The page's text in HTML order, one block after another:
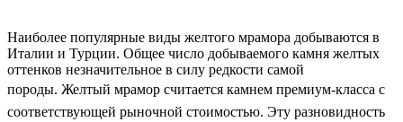
Наиболее популярные виды желтого мрамора добываются в
Италии и Турции. Общее число добываемого камня желтых
оттенков незначительное в силу редкости самой
породы. Желтый мрамор считается камнем премиум-класса с
соответствующей рыночной стоимостью. Эту разновидность